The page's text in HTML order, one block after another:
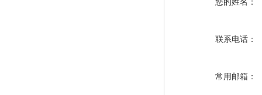
您的姓名：
联系电话：
常用邮箱：